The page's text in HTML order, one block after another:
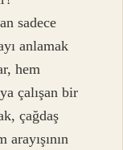
sadece
anlamak
hem
çalışan bir
çağdaş